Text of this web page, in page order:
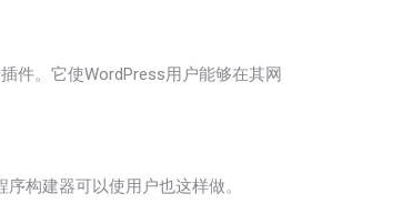
件。它使WordPress用户能够在其网
构建器可以使用户也这样做。